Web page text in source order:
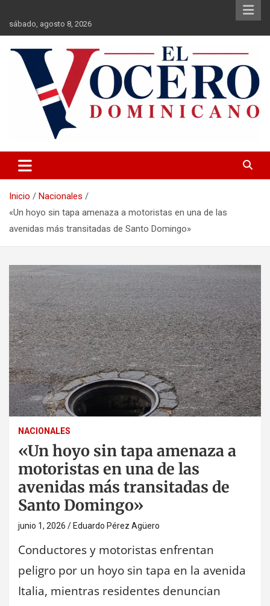
contenido
sábado, agosto 8, 2026
El Vocero Dominicano
Inicio
Nacionales
«Un hoyo sin tapa amenaza a motoristas en una de las
avenidas más transitadas de Santo Domingo»
NACIONALES
«Un hoyo sin tapa amenaza a
motoristas en una de las
avenidas más transitadas de
Santo Domingo»
junio 1, 2026 Eduardo Pérez Agüero
Conductores y motoristas enfrentan
peligro por un hoyo sin tapa en la avenida
Italia, mientras residentes denuncian